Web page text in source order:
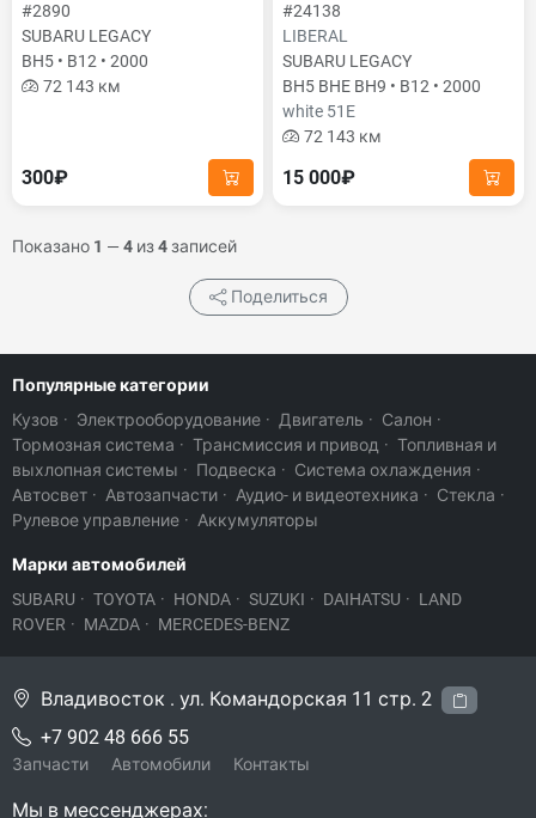
#2890
SUBARU LEGACY
BH5 • B12 • 2000
72 143 км
300₽
#24138
LIBERAL
SUBARU LEGACY
BH5 BHE BH9 • B12 • 2000
white 51E
72 143 км
15 000₽
Показано 1 — 4 из4записей
Поделиться
Популярные категории
Кузов · Электрооборудование · Двигатель · Салон ·
Тормозная система · Трансмиссия и привод · Топливная и
выхлопная системы · Подвеска · Система охлаждения ·
Автосвет · Автозапчасти · Аудио- и видеотехника · Стекла ·
Рулевое управление · Аккумуляторы
Марки автомобилей
SUBARU · TOYOTA · HONDA · SUZUKI · DAIHATSU · LAND
ROVER · MAZDA · MERCEDES-BENZ
Владивосток . ул. Командорская 11 стр. 2
+7 902 48 666 55
Запчасти Автомобили Контакты
Мы в мессенджерах: